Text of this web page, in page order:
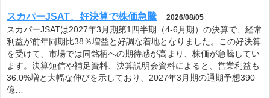
スカパーJSAT、好決算で株価急騰 2026/08/05
スカパーJSATは2027年3月期第1四半期（4-6月期）の決算で、経常
利益が前年同期比38％増益と好調な着地となりました。この好決算
を受けて、市場では同銘柄への期待感が高まり、株価が急騰してい
ます。決算短信や補足資料、決算説明会資料によると、営業利益も
36.0%増と大幅な伸びを示しており、2027年3月期の通期予想390
億…